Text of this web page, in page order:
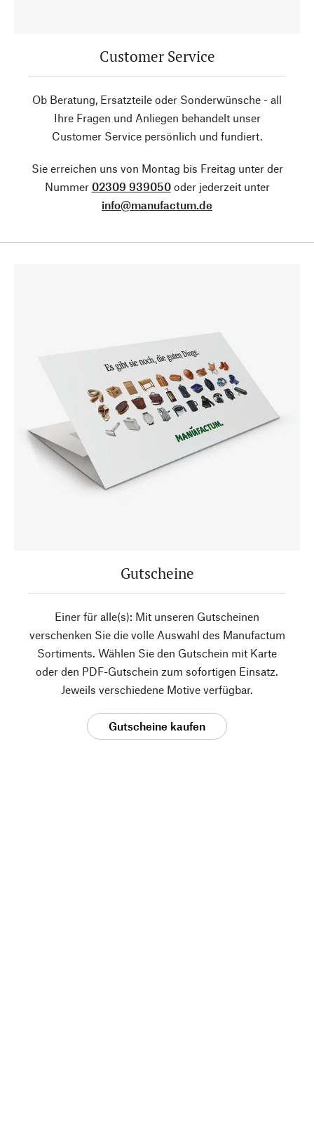
Customer Service
Ob Beratung, Ersatzteile oder Sonderwünsche - all
Ihre Fragen und Anliegen behandelt unser
Customer Service persönlich und fundiert.
Sie erreichen uns von Montag bis Freitag unter der
Nummer 02309 939050oder jederzeit unter
info@manufactum.de
Gutscheine
Einer für alle(s): Mit unseren Gutscheinen
verschenken Sie die volle Auswahl des Manufactum
Sortiments. Wählen Sie den Gutschein mit Karte
oder den PDF-Gutschein zum sofortigen Einsatz.
Jeweils verschiedene Motive verfügbar.
Gutscheine kaufen